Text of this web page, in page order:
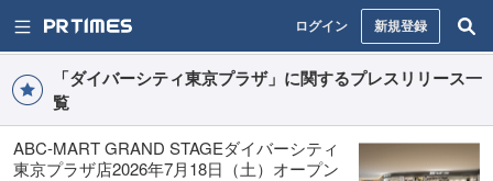
ログイン 新規登録
「ダイバーシティ東京プラザ」に関するプレスリリース一
覧
ABC-MART GRAND STAGEダイバーシティ
東京プラザ店2026年7月18日（土）オープン